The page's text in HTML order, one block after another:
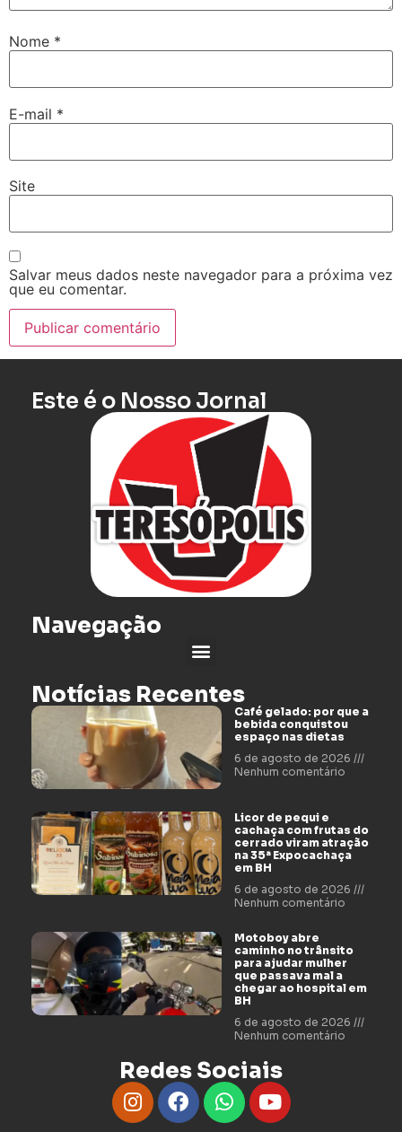
Nome *
E-mail *
Site
Salvar meus dados neste navegador para a próxima vez
que eu comentar.
Este é o Nosso Jornal
Navegação
Notícias Recentes
Café gelado: por que a
bebida conquistou
espaço nas dietas
6 de agosto de 2026
Nenhum comentário
Licor de pequi e
cachaça com frutas do
cerrado viram atração
na 35ª Expocachaça
em BH
6 de agosto de 2026
Nenhum comentário
Motoboy abre
caminho no trânsito
para ajudar mulher
que passava mal a
chegar ao hospital em
BH
6 de agosto de 2026
Nenhum comentário
Redes Sociais